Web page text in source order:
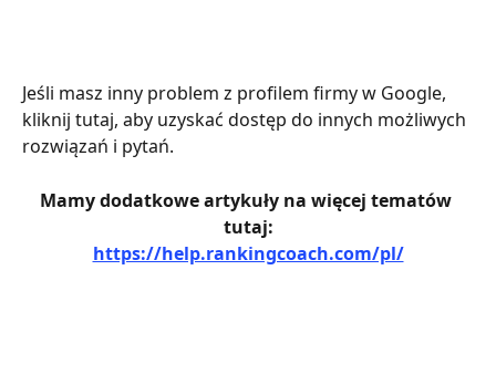
Jeśli masz inny problem z profilem firmy w Google,
kliknij tutaj, aby uzyskać dostęp do innych możliwych
rozwiązań i pytań.
Mamy dodatkowe artykuły na więcej tematów
tutaj:
https://help.rankingcoach.com/pl/